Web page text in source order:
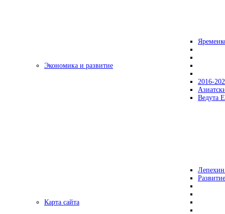
Экономика и развитие
2016-
Ведута
Карта сайта